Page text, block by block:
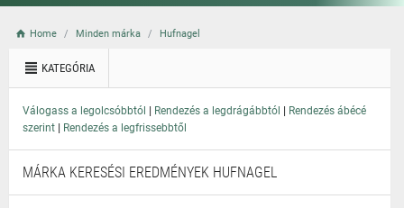
Home Minden márka Hufnagel
KATEGÓRIA
Válogass a legolcsóbbtól | Rendezés a legdrágábbtól | Rendezés ábécé
szerint | Rendezés a legfrissebbtől
MÁRKA KERESÉSI EREDMÉNYEK HUFNAGEL